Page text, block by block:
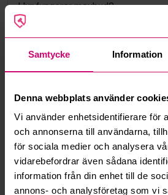
Samtycke Information
Denna webbplats använder
Vi använder enhetsidentifierare för
och annonserna till användarna,
för sociala medier och analysera
vidarebefordrar även sådana
information från din enhet till de
annons- och analysföretag som vi
Hur fungerar maxbud?
Hur fungerar budmotorn?
Kan jag ångra ett bud?
Kan ni frakta mina vunna objekt?
Läs fler frågor
Mer från samma kategori